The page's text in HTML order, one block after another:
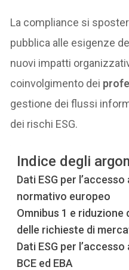
La compliance si
pubblica alle esigenze
nuovi impatti
coinvolgimento dei
gestione dei flussi
dei rischi ESG.
Indice degli
Dati ESG per
normativo europeo
Omnibus 1 e riduzione
delle richieste di
Dati ESG per
BCE ed EBA